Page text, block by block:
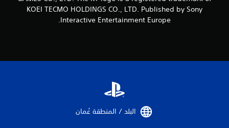
KOEI TECMO HOLDINGS CO., LTD. Published by Sony
Interactive Entertainment Europe.
البلد / المنطقة عُمان‏